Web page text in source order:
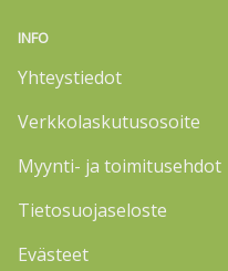
INFO
Yhteystiedot
Verkkolaskutusosoite
Myynti- ja toimitusehdot
Tietosuojaseloste
Evästeet